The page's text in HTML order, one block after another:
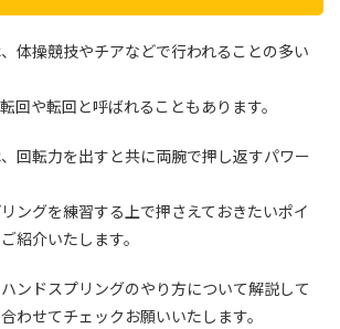
体操競技やチアなどで行われることの多い
回や転回と呼ばれることもあります。
回転力を出すと共に両腕で押し返すパワー
ングを練習する上で押さえておきたいポイ
紹介いたします。
ンドスプリングのやり方について解説して
わせてチェックお願いいたします。